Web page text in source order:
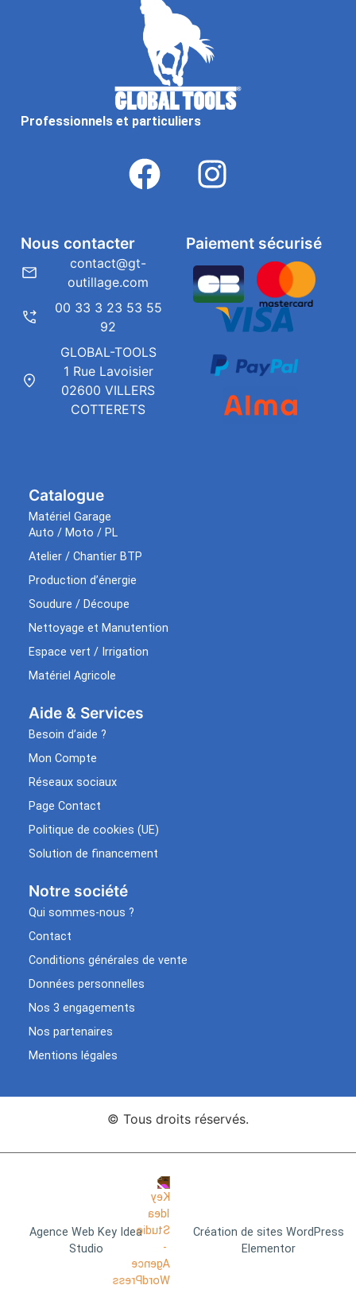
Professionnels et particuliers
Catalogue
Matériel Garage
Auto / Moto / PL
Atelier / Chantier BTP
Production d’énergie
Soudure / Découpe
Nettoyage et Manutention
Espace vert / Irrigation
Matériel Agricole
Aide & Services​
Besoin d’aide ?
Mon Compte
Réseaux sociaux
Page Contact
Politique de cookies (UE)
Solution de financement
Notre société
Qui sommes-nous ?
Contact
Conditions générales de vente
Données personnelles
Nos 3 engagements
Nos partenaires
Mentions légales
Paiement sécurisé
Nous contacter
contact@gt-
outillage.com
00 33 3 23 53 55
92
GLOBAL-TOOLS
1 Rue Lavoisier
02600 VILLERS
COTTERETS
© Tous droits réservés.
Agence Web Key Idea
Studio
Création de sites WordPress
Elementor